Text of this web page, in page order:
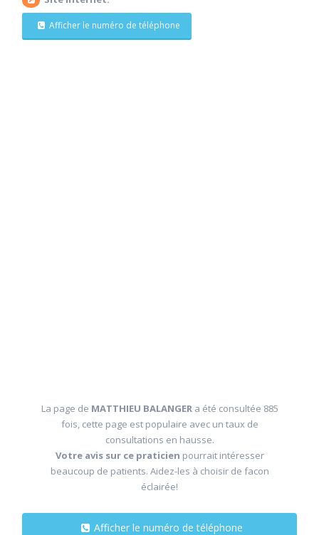
Afficher le numéro de téléphone
La page de MATTHIEU BALANGER a été consultée 885
fois, cette page est populaire avec un taux de
consultations en hausse.
Votre avis sur ce praticien pourrait intéresser
beaucoup de patients. Aidez-les à choisir de facon
éclairée!
Afficher le numéro de téléphone